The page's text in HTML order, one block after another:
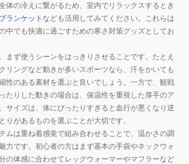
体の冷えに繋がるため、室内でリラックスするとき
ブランケット なども活用してみてください。これらは
中でも快適に過ごすための寒さ対策グッズとしてお
まず使うシーンをはっきりさせることです。たとえ
リングなど動きが多いスポーツなら、汗をかいても
性のある素材を選ぶと良いでしょう。一方で、観戦
たりした動きの場合は、保温性を重視した厚手のア
サイズは、体にぴったりすぎると血行が悪くなり逆
りがあるものを選ぶことが大切です。
ムは重ね着感覚で組み合わせることで、温かさの調
力です。初心者の方はまず基本の手袋やネックウォ
の体感に合わせてレッグウォーマーやマフラーなど